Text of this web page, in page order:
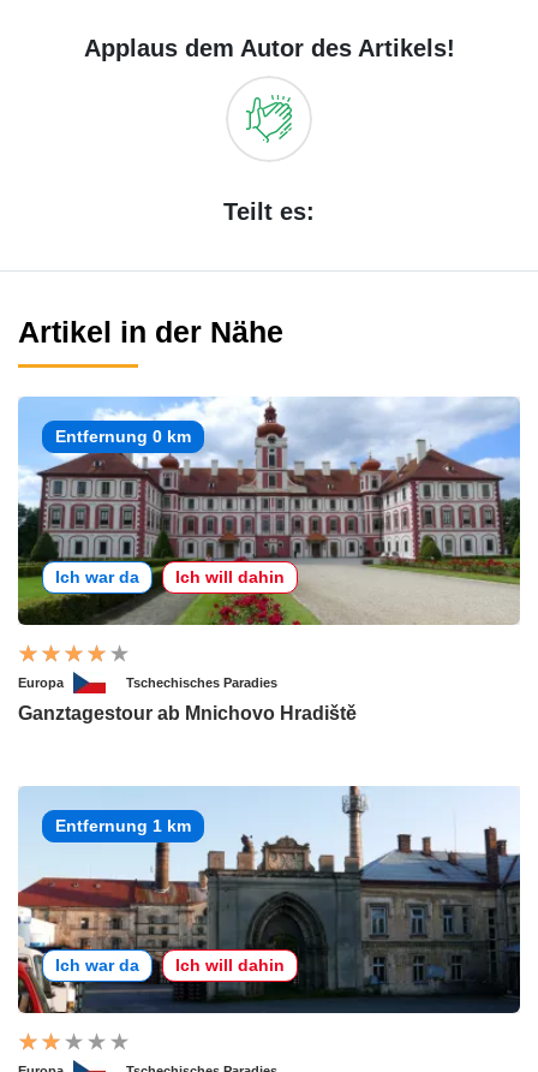
Applaus dem Autor des Artikels!
Teilt es:
Artikel in der Nähe
Entfernung 0 km
Ich war da Ich will dahin
Europa Tschechisches Paradies
Ganztagestour ab Mnichovo Hradiště
Entfernung 1 km
Ich war da Ich will dahin